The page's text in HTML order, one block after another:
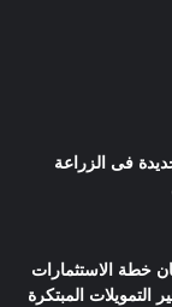
فى الزراعة
خطة الاستثمارات
التمويلات المبتكرة